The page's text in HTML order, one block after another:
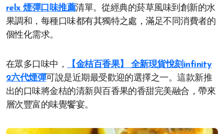
relx 煙彈口味推薦清單。從經典的菸草風味到創新的水
果調和，每種口味都有其獨特之處，滿足不同消費者的
個性化需求。
在眾多口味中，
【金桔百香果】 全新現貨悅刻infinity
2六代煙彈可說是近期最受歡迎的選擇之一。這款新推
出的口味將金桔的清新與百香果的香甜完美融合，帶來
層次豐富的味覺饗宴。